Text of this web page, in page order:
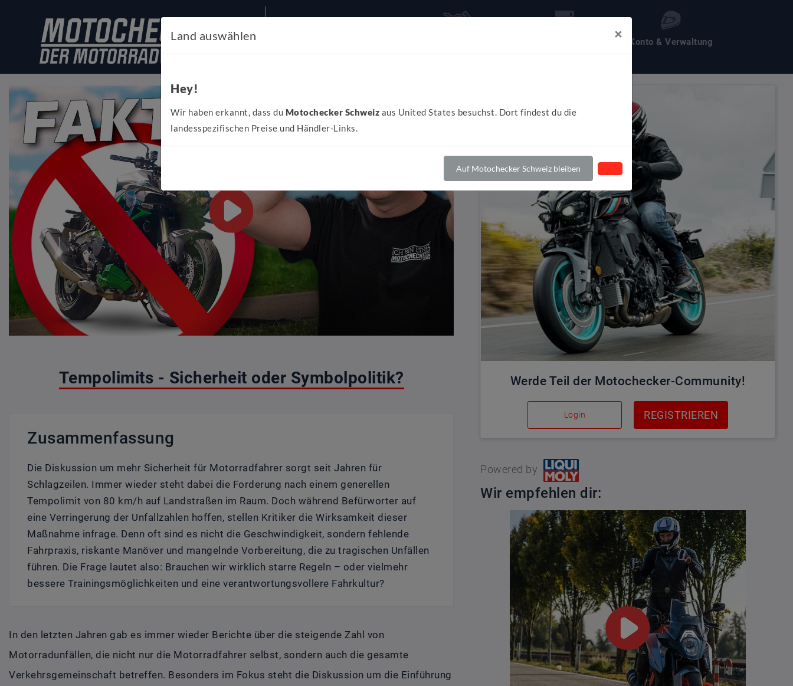
Konto & Verwaltung
Tempolimits - Sicherheit oder Symbolpolitik?
Zusammenfassung
Die Diskussion um mehr Sicherheit für Motorradfahrer sorgt seit Jahren für
Schlagzeilen. Immer wieder steht dabei die Forderung nach einem generellen
Tempolimit von 80 km/h auf Landstraßen im Raum. Doch während Befürworter auf
eine Verringerung der Unfallzahlen hoffen, stellen Kritiker die Wirksamkeit dieser
Maßnahme infrage. Denn oft sind es nicht die Geschwindigkeit, sondern fehlende
Fahrpraxis, riskante Manöver und mangelnde Vorbereitung, die zu tragischen Unfällen
führen. Die Frage lautet also: Brauchen wir wirklich starre Regeln – oder vielmehr
bessere Trainingsmöglichkeiten und eine verantwortungsvollere Fahrkultur?
In den letzten Jahren gab es immer wieder Berichte über die steigende Zahl von
Motorradunfällen, die nicht nur die Motorradfahrer selbst, sondern auch die gesamte
Verkehrsgemeinschaft betreffen. Besonders im Fokus steht die Diskussion um die Einführung
Werde Teil der Motochecker-Community!
Login REGISTRIEREN
Powered by
Wir empfehlen dir:
Land auswählen ×
Hey!
Wir haben erkannt, dass du Motochecker Schweiz aus United States besuchst. Dort findest du die
landesspezifischen Preise und Händler-Links.
Auf Motochecker Schweiz bleiben